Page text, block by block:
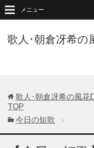
歌人･朝倉冴希の
メニュー
歌人･朝倉冴希の風花
TOP
今日の短歌